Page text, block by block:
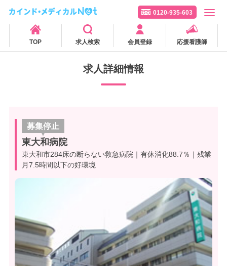
0120-935-603
TOP 求人検索 会員登録 応援看護師
求人詳細情報
募集停止
東大和病院
東大和市284床の断らない救急病院｜有休消化88.7％｜残業
月7.5時間以下の好環境